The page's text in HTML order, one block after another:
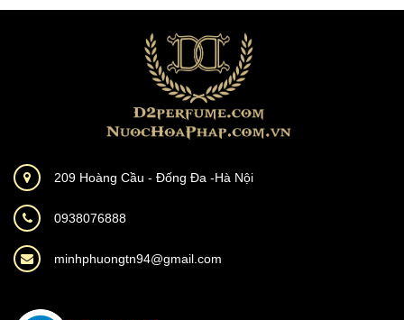
209 Hoàng Cầu - Đống Đa -Hà Nội
0938076888
minhphuongtn94@gmail.com